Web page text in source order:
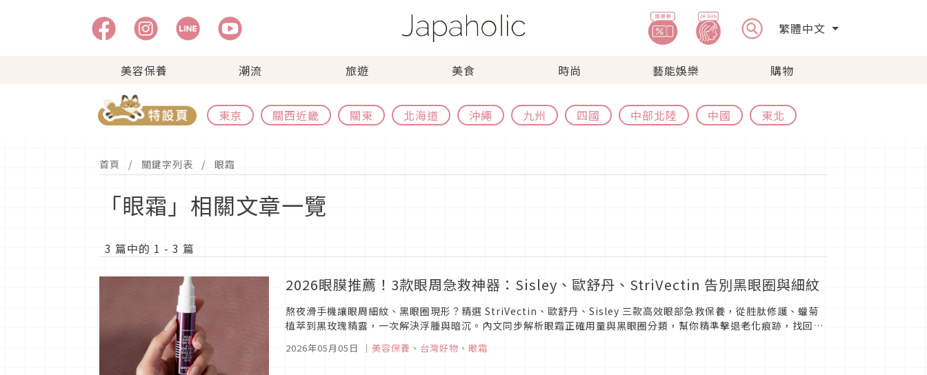
繁體中文
美容保養 潮流 旅遊 美食 時尚 藝能娛樂 購物
東京 關西近畿 關東 北海道 沖繩 九州 四國 中部北陸 中國 東北
首頁 關鍵字列表 眼霜
「眼霜」相關文章一覽
3 篇中的 1 - 3 篇
2026眼膜推薦！3款眼周急救神器：Sisley、歐舒丹、StriVectin 告別黑眼圈與細紋
熬夜滑手機讓眼周細紋、黑眼圈現形？精選 StriVectin、歐舒丹、Sisley 三款高效眼部急救保養，從胜肽修護、蠟菊
植萃到黑玫瑰精露，一次解決浮腫與暗沉。內文同步解析眼霜正確用量與黑眼圈分類，幫你精準擊退老化痕跡，找回明
2026年05月05日 ｜ 美容保養 、 台灣好物 、 眼霜